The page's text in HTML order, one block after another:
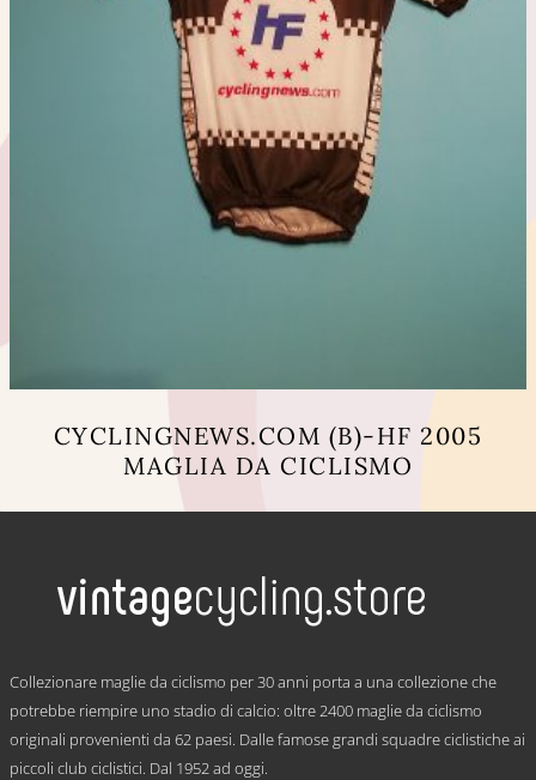
CYCLINGNEWS.COM (B)-HF 2005
MAGLIA DA CICLISMO
varianti.
opzioni
essere
nella
pagina
Collezionare maglie da ciclismo per 30 anni porta a una collezione che
potrebbe riempire uno stadio di calcio: oltre 2400 maglie da ciclismo
originali provenienti da 62 paesi. Dalle famose grandi squadre ciclistiche ai
piccoli club ciclistici. Dal 1952 ad oggi.